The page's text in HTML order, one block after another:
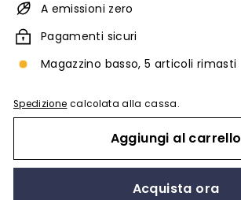
A emissioni zero
Pagamenti sicuri
Magazzino basso, 5 articoli rimasti
Spedizione calcolata alla cassa.
Aggiungi al carrello
Acquista ora